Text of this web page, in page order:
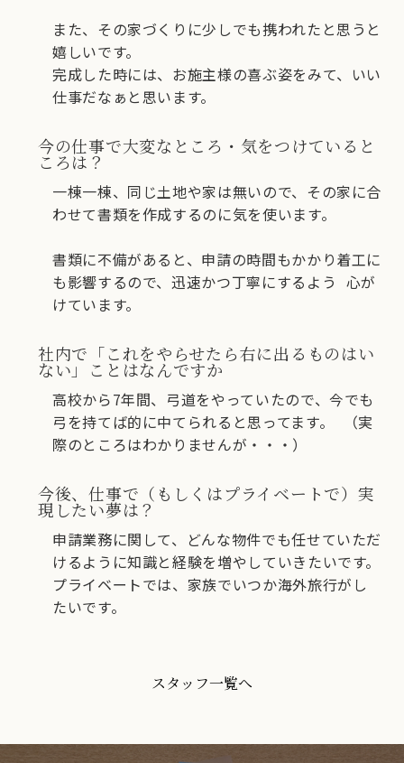
また、その家づくりに少しでも携われたと思うと
嬉しいです。
完成した時には、お施主様の喜ぶ姿をみて、いい
仕事だなぁと思います。
今の仕事で大変なところ・気をつけていると
ころは？
一棟一棟、同じ土地や家は無いので、その家に合
わせて書類を作成するのに気を使います。
書類に不備があると、申請の時間もかかり着工に
も影響するので、迅速かつ丁寧にするよう 心が
けています。
社内で「これをやらせたら右に出るものはい
ない」ことはなんですか
高校から7年間、弓道をやっていたので、今でも
弓を持てば的に中てられると思ってます。 （実
際のところはわかりませんが・・・）
今後、仕事で（もしくはプライベートで）実
現したい夢は？
申請業務に関して、どんな物件でも任せていただ
けるように知識と経験を増やしていきたいです。
プライベートでは、家族でいつか海外旅行がし
たいです。
スタッフ一覧へ